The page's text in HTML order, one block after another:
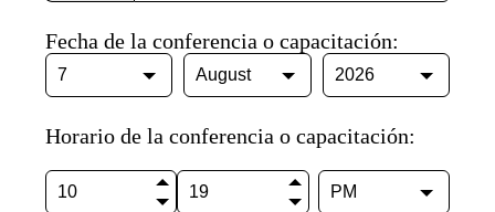
Fecha de la conferencia o capacitación:
Horario de la conferencia o capacitación: